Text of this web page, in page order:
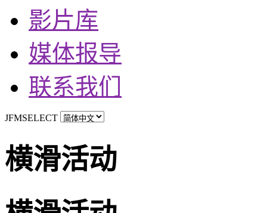
影片库
媒体报导
联系我们
JFMSELECT
横滑活动